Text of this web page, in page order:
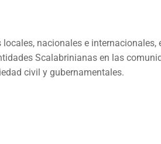
locales, nacionales e
Scalabrinianas en las
civil y gubernamentales.